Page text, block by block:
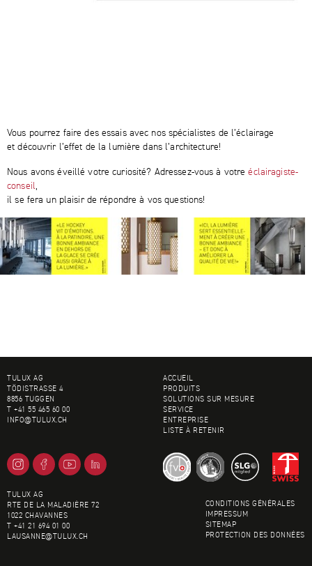
Vous pourrez faire des essais avec nos spécialistes de l’éclairage
et découvrir l’effet de la lumière dans l’architecture!
Nous avons éveillé votre curiosité? Adressez-vous à votreéclairagiste-
conseil
il se fera un plaisir de répondre à vos questions!
BAS DE PAGE
TULUX AG
TÖDISTRASSE 4
8856 TUGGEN
T +41 55 465 60 00
INFO@TULUX.CH
TULUX AG
RTE DE LA MALADIÈRE 72
1022 CHAVANNES
T +41 21 694 01 00
LAUSANNE@TULUX.CH
ACCUEIL
PRODUITS
SOLUTIONS SUR MESURE
SERVICE
ENTREPRISE
LISTE À RETENIR
CONDITIONS GÉNÉRALES
IMPRESSUM
SITEMAP
PROTECTION DES DONNÉES